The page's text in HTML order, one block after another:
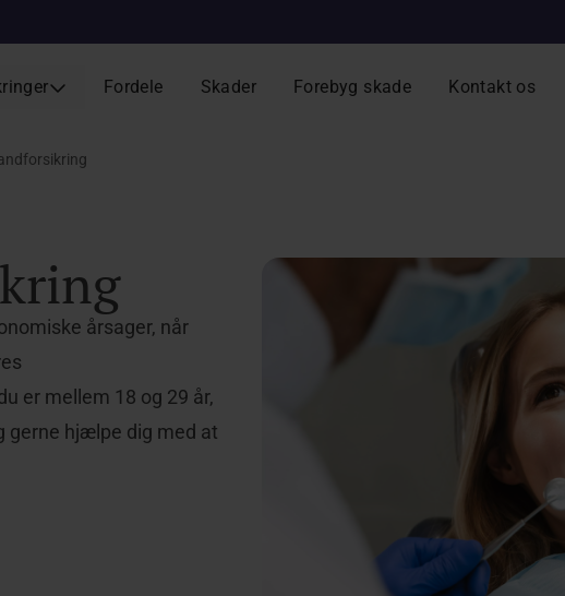
Fordele Skader Forebyg skade Kontakt os
årsager, når
er mellem 18 og 29 år,
gerne hjælpe dig med at